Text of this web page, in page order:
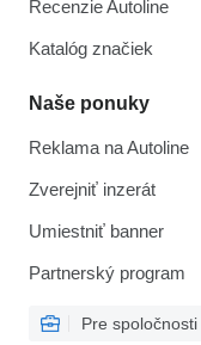
Recenzie Autoline
Katalóg značiek
Naše ponuky
Reklama na Autoline
Zverejniť inzerát
Umiestniť banner
Partnerský program
Pre spoločnosti